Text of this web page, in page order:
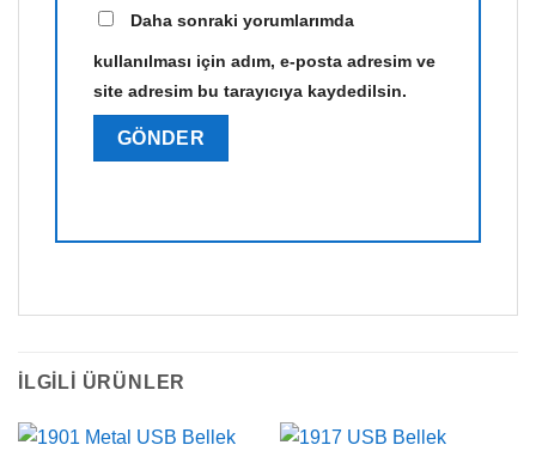
Daha sonraki yorumlarımda
kullanılması için adım, e-posta adresim ve
site adresim bu tarayıcıya kaydedilsin.
İLGILI ÜRÜNLER